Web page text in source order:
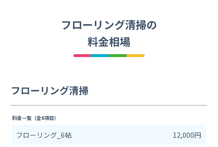
フローリング清掃の
料金相場
フローリング清掃
料金一覧（全6項目）
フローリング_6帖
12,000円